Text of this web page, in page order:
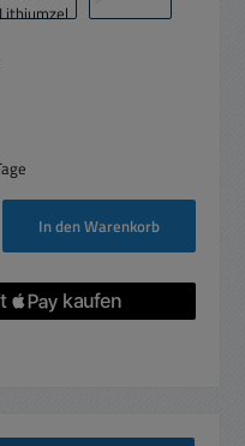
oder benutze die Schaltflächen um
In den Warenkorb